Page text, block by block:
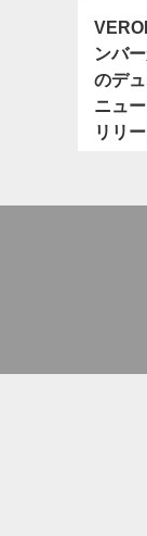
ンバ
のデ
ニュ
リリ